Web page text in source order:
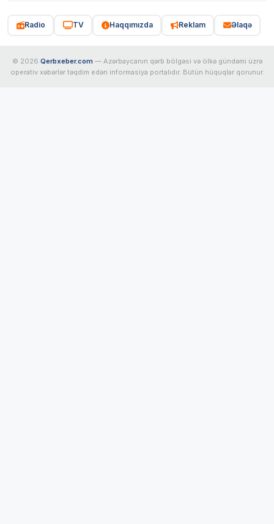
Radio TV Haqqımızda Reklam Əlaqə
© 2026 Qerbxeber.com — Azərbaycanın qərb bölgəsi və ölkə gündəmi üzrə
operativ xəbərlər təqdim edən informasiya portalıdır. Bütün hüquqlar qorunur.